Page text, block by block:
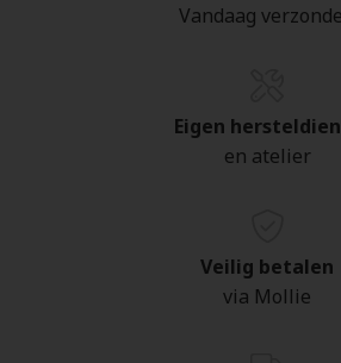
Vandaag
Eigen
en atelier
Veilig betalen
via Mollie